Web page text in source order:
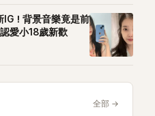
IG！背景音樂竟是前
愛小18歲新歡
全部 →